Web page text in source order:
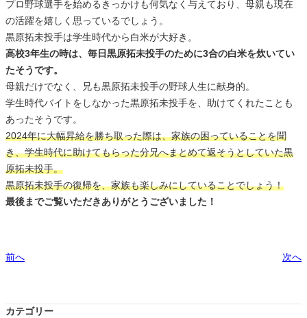
プロ野球選手を始めるきっかけも何気なく与えており、母親も現在
の活躍を嬉しく思っているでしょう。
黒原拓未投手は学生時代から白米が大好き。
高校3年生の時は、毎日黒原拓未投手のために3合の白米を炊いてい
たそうです。
母親だけでなく、兄も黒原拓未投手の野球人生に献身的。
学生時代バイトをしなかった黒原拓未投手を、助けてくれたことも
あったそうです。
2024年に大幅昇給を勝ち取った際は、家族の困っていることを聞
き、学生時代に助けてもらった分兄へまとめて返そうとしていた黒
原拓未投手。
黒原拓未投手の復帰を、家族も楽しみにしていることでしょう！
最後までご覧いただきありがとうございました！
前へ 次へ
カテゴリー